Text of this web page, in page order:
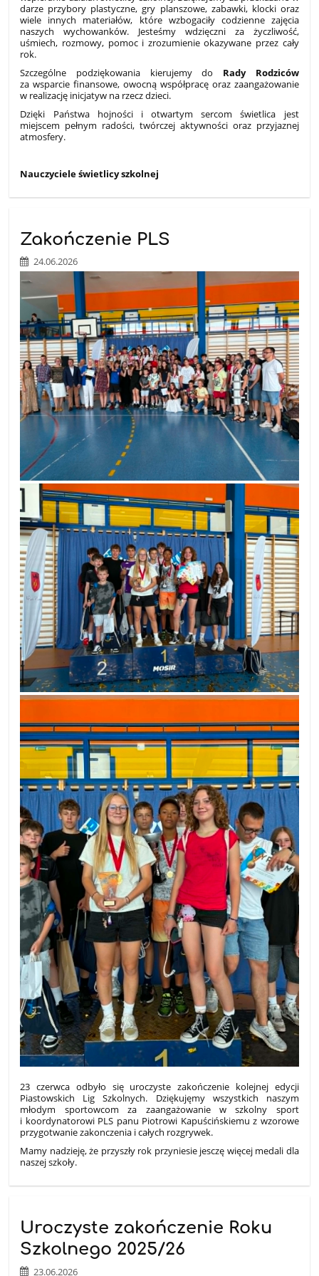
darze przybory plastyczne, gry planszowe, zabawki, klocki oraz
wiele innych materiałów, które wzbogaciły codzienne zajęcia
naszych wychowanków. Jesteśmy wdzięczni za życzliwość,
uśmiech, rozmowy, pomoc i zrozumienie okazywane przez cały
rok.
Szczególne podziękowania kierujemy do Rady Rodziców
za wsparcie finansowe, owocną współpracę oraz zaangażowanie
w realizację inicjatyw na rzecz dzieci.
Dzięki Państwa hojności i otwartym sercom świetlica jest
miejscem pełnym radości, twórczej aktywności oraz przyjaznej
atmosfery.
Nauczyciele świetlicy szkolnej
Zakończenie PLS
24.06.2026
23 czerwca odbyło się uroczyste zakończenie kolejnej edycji
Piastowskich Lig Szkolnych. Dziękujęmy wszystkich naszym
młodym sportowcom za zaangażowanie w szkolny sport
i koordynatorowi PLS panu Piotrowi Kapuścińskiemu z wzorowe
przygotwanie zakonczenia i całych rozgrywek.
Mamy nadzieję, że przyszły rok przyniesie jesczę więcej medali dla
naszej szkoły.
Uroczyste zakończenie Roku
Szkolnego 2025/26
23.06.2026